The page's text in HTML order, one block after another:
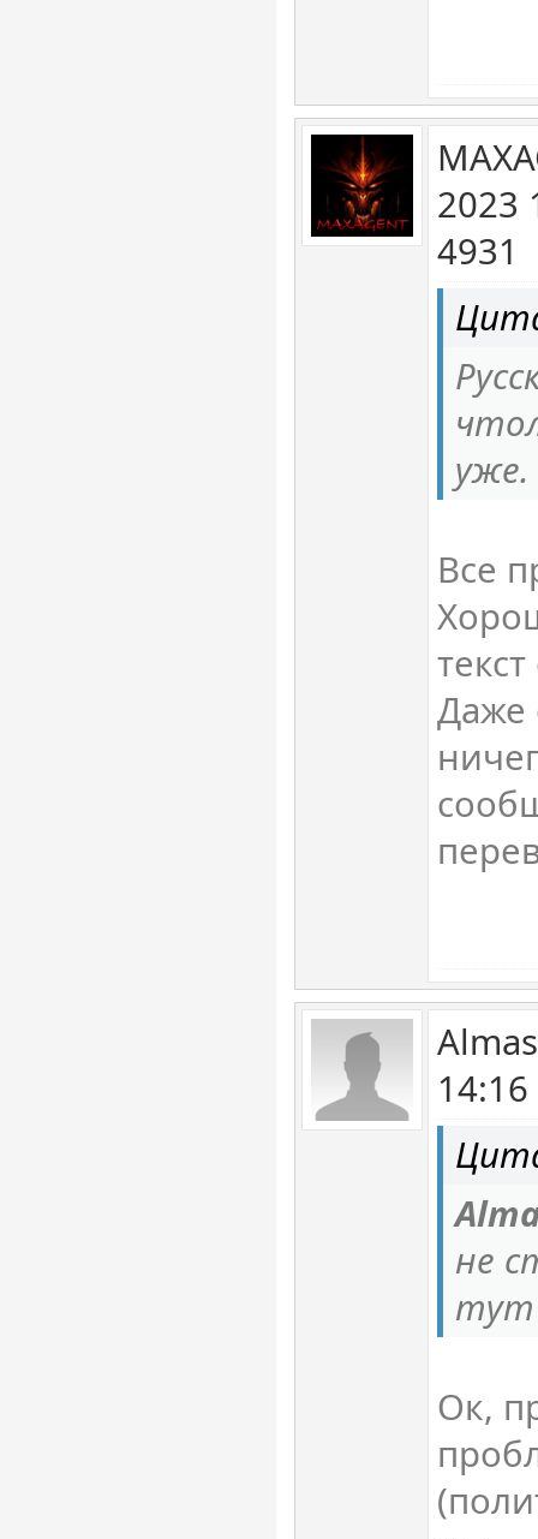
2023
4931
уже.
Все
Даже
не
тут
Ок,